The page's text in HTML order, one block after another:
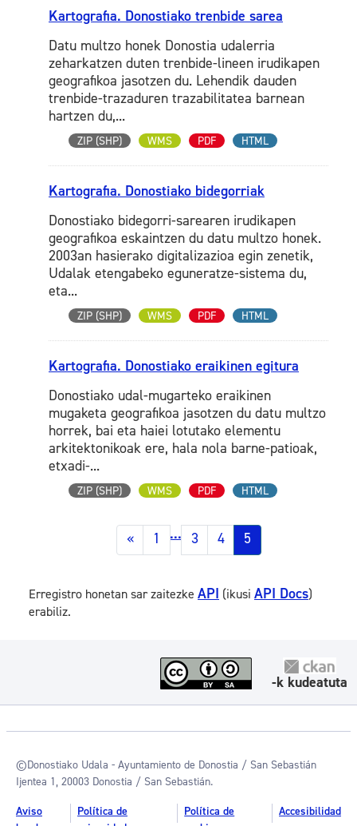
Kartografia. Donostiako trenbide sarea
Datu multzo honek Donostia udalerria
zeharkatzen duten trenbide-lineen irudikapen
geografikoa jasotzen du. Lehendik dauden
trenbide-trazaduren trazabilitatea barnean
hartzen du,...
ZIP (SHP) WMS PDF HTML
Kartografia. Donostiako bidegorriak
Donostiako bidegorri-sarearen irudikapen
geografikoa eskaintzen du datu multzo honek.
2003an hasierako digitalizazioa egin zenetik,
Udalak etengabeko eguneratze-sistema du,
eta...
ZIP (SHP) WMS PDF HTML
Kartografia. Donostiako eraikinen egitura
Donostiako udal-mugarteko eraikinen
mugaketa geografikoa jasotzen du datu multzo
horrek, bai eta haiei lotutako elementu
arkitektonikoak ere, hala nola barne-patioak,
etxadi-...
ZIP (SHP) WMS PDF HTML
« 1 ... 3 4 5
Erregistro honetan sar zaitezke API (ikusi API Docs)
erabiliz.
-k kudeatuta
©Donostiako Udala - Ayuntamiento de Donostia / San Sebastián
Ijentea 1, 20003 Donostia / San Sebastián.
Aviso
Política de
Política de
Accesibilidad